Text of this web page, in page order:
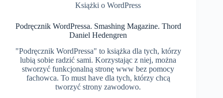
Książki o WordPress
Podręcznik WordPressa. Smashing Magazine. Thord
Daniel Hedengren
"Podręcznik WordPressa" to książka dla tych, którzy
lubią sobie radzić sami. Korzystając z niej, można
stworzyć funkcjonalną stronę www bez pomocy
fachowca. To must have dla tych, którzy chcą
tworzyć strony zawodowo.